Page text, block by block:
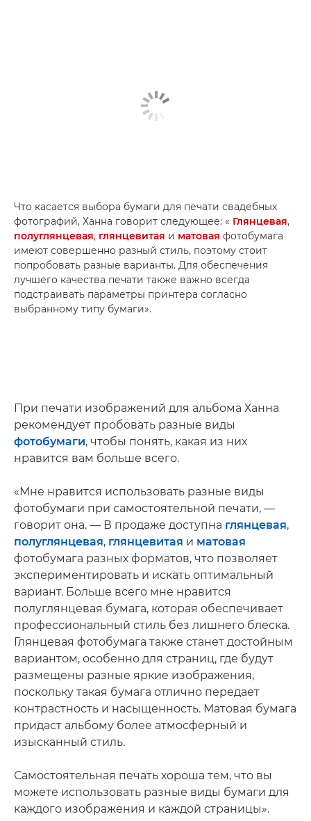
Что касается выбора бумаги для печати свадебных
фотографий, Ханна говорит следующее: « Глянцевая,
полуглянцевая, глянцевитая и матовая фотобумага
имеют совершенно разный стиль, поэтому стоит
попробовать разные варианты. Для обеспечения
лучшего качества печати также важно всегда
подстраивать параметры принтера согласно
выбранному типу бумаги».
При печати изображений для альбома Ханна
рекомендует пробовать разные виды
фотобумаги, чтобы понять, какая из них
нравится вам больше всего.
«Мне нравится использовать разные виды
фотобумаги при самостоятельной печати, —
говорит она. — В продаже доступна глянцевая,
полуглянцевая, глянцевитая и матовая
фотобумага разных форматов, что позволяет
экспериментировать и искать оптимальный
вариант. Больше всего мне нравится
полуглянцевая бумага, которая обеспечивает
профессиональный стиль без лишнего блеска.
Глянцевая фотобумага также станет достойным
вариантом, особенно для страниц, где будут
размещены разные яркие изображения,
поскольку такая бумага отлично передает
контрастность и насыщенность. Матовая бумага
придаст альбому более атмосферный и
изысканный стиль.
Самостоятельная печать хороша тем, что вы
можете использовать разные виды бумаги для
каждого изображения и каждой страницы».